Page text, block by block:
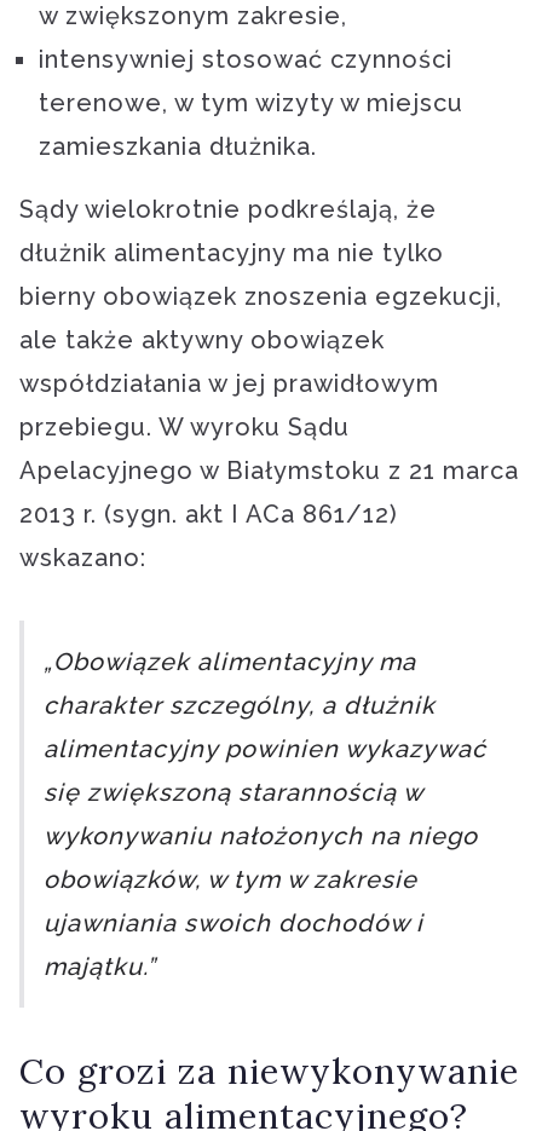
w zwiększonym zakresie,
intensywniej stosować czynności
terenowe, w tym wizyty w miejscu
zamieszkania dłużnika.
Sądy wielokrotnie podkreślają, że
dłużnik alimentacyjny ma nie tylko
bierny obowiązek znoszenia egzekucji,
ale także aktywny obowiązek
współdziałania w jej prawidłowym
przebiegu. W wyroku Sądu
Apelacyjnego w Białymstoku z 21 marca
2013 r. (sygn. akt I ACa 861/12)
wskazano:
„Obowiązek alimentacyjny ma
charakter szczególny, a dłużnik
alimentacyjny powinien wykazywać
się zwiększoną starannością w
wykonywaniu nałożonych na niego
obowiązków, w tym w zakresie
ujawniania swoich dochodów i
majątku.”
Co grozi za niewykonywanie
wyroku alimentacyjnego?